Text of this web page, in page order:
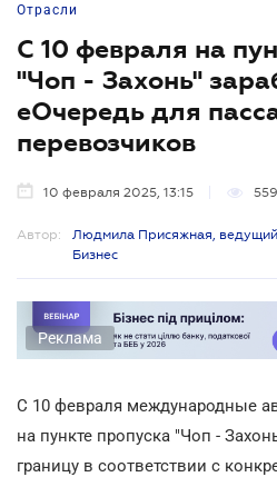
Отрасли
С 10 февраля на
"Чоп - Захонь"
еОчередь для
перевозчиков
10 февраля 2025, 13:15 559
Автор:
Людмила Присяжная,
Бизнес
Реклама
С 10 февраля международные
на пункте пропуска "Чоп -
границу в соответствии с